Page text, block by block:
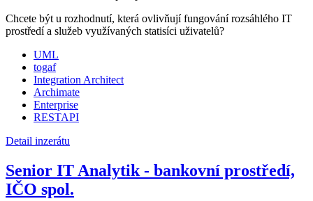
Chcete být u rozhodnutí, která ovlivňují fungování rozsáhlého IT
prostředí a služeb využívaných statisíci uživatelů?
UML
togaf
Integration Architect
Archimate
Enterprise
RESTAPI
Detail inzerátu
Senior IT Analytik - bankovní prostředí,
IČO spol.